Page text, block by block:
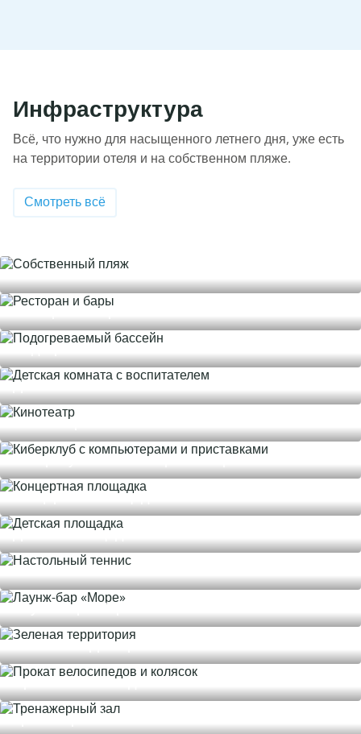
Инфраструктура
Всё, что нужно для насыщенного летнего дня, уже есть
на территории отеля и на собственном пляже.
Смотреть всё
Ресторан и бары
Подогреваемый бассейн
Детская комната с воспитателем
Кинотеатр
Киберклуб с компьютерами и приставками
Концертная площадка
Детская площадка
Лаунж-бар «Море»
Зеленая территория
Прокат велосипедов и колясок
Тренажерный зал